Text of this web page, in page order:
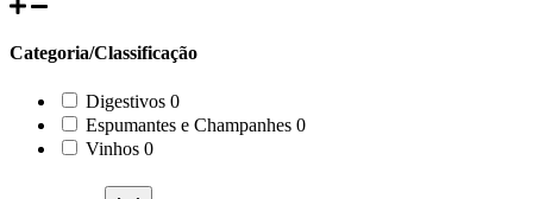
Categoria/Classificação
Digestivos 00
products
Espumantes e Champanhes 00
Vinhos 00